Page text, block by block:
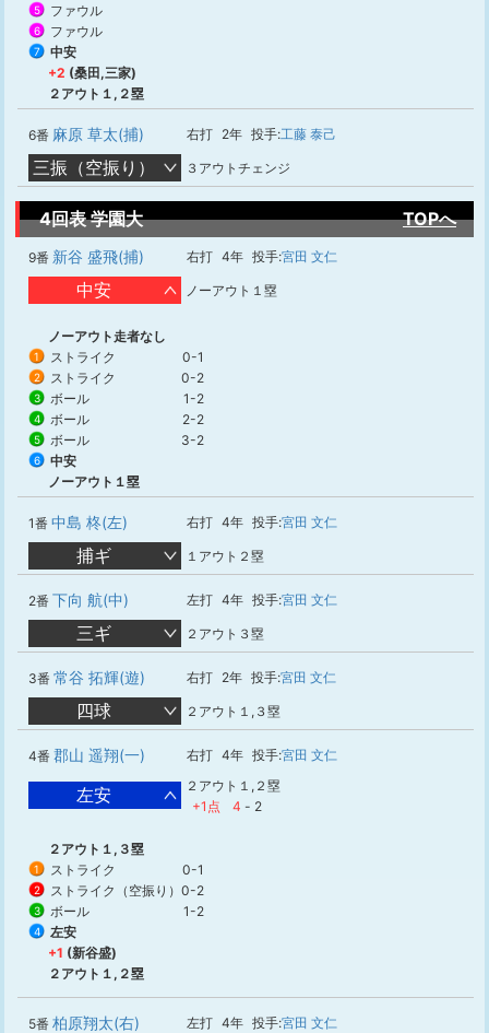
5 ファウル
6 ファウル
7
中安
+2 (桑田,三家)
２アウト１,２塁
6番 麻原 草太(捕) 右打 2年 投手:工藤 泰己
三振（空振り） ３アウトチェンジ
4回表 学園大 TOPへ
9番 新谷 盛飛(捕) 右打 4年 投手:宮田 文仁
中安 ノーアウト１塁
ノーアウト走者なし
1 ストライク 0-1
2 ストライク 0-2
3 ボール 1-2
4 ボール 2-2
5 ボール 3-2
6
中安
ノーアウト１塁
1番 中島 柊(左) 右打 4年 投手:宮田 文仁
捕ギ １アウト２塁
2番 下向 航(中) 左打 4年 投手:宮田 文仁
三ギ ２アウト３塁
3番 常谷 拓輝(遊) 右打 2年 投手:宮田 文仁
四球 ２アウト１,３塁
4番 郡山 遥翔(一) 右打 4年 投手:宮田 文仁
左安
２アウト１,２塁
+1点
4 - 2
２アウト１,３塁
1 ストライク 0-1
2 ストライク（空振り） 0-2
3 ボール 1-2
4
左安
+1 (新谷盛)
２アウト１,２塁
5番 柏原翔太(右) 左打 4年 投手:宮田 文仁